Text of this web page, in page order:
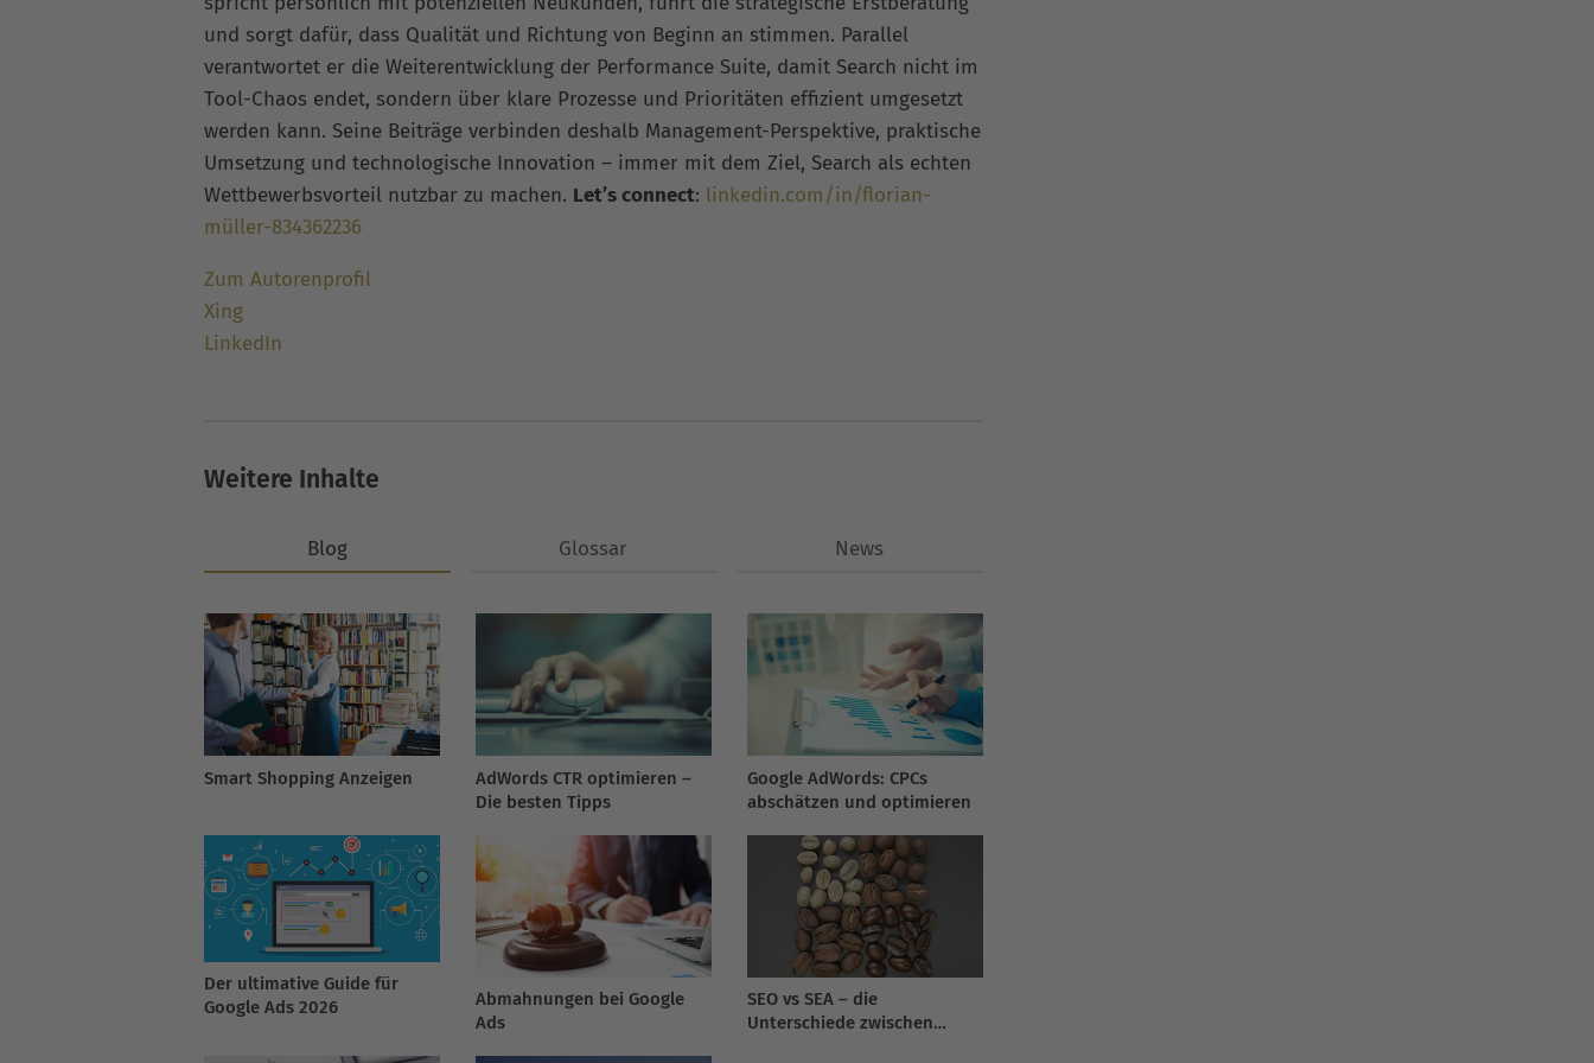
und sorgt dafür, dass Qualität und Richtung von Beginn an stimmen. Parallel
verantwortet er die Weiterentwicklung der Performance Suite, damit Search nicht im
Tool-Chaos endet, sondern über klare Prozesse und Prioritäten effizient umgesetzt
werden kann. Seine Beiträge verbinden deshalb Management-Perspektive, praktische
Umsetzung und technologische Innovation – immer mit dem Ziel, Search als echten
Wettbewerbsvorteil nutzbar zu machen. Let’s connect: linkedin.com/in/florian-
müller-834362236
Zum Autorenprofil
Xing
LinkedIn
Weitere Inhalte
Blog Glossar News
Smart Shopping Anzeigen
AdWords CTR optimieren –
Die besten Tipps
Google AdWords: CPCs
abschätzen und optimieren
Der ultimative Guide für
Google Ads 2026
Abmahnungen bei Google
Ads
SEO vs SEA – die
Unterschiede zwischen